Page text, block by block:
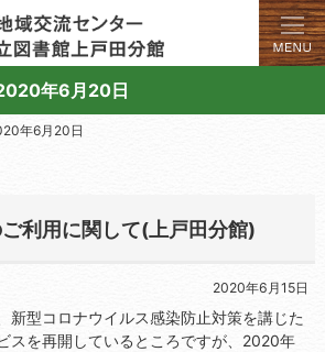
年6月20日
域の講座や施設をご案内しています。
図書館上戸田分館の総合案内サイト
年6月20日
利用に関して(上戸田分館)
2020年6月15日
型コロナウイルス感染防止対策を講じた
スを再開しているところですが、2020年
年6月20日